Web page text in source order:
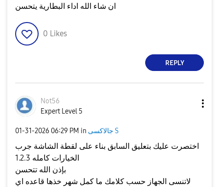
ان شاء الله اداء البطارية يتحسن
0 Likes
REPLY
Not56
Expert Level 5
‎01-31-2026 06:29 PM in جالاكسى S
اختصرت عليك بتعليق السابق بناء على لقطة الشاشة جرب
الخيارات كامله 1.2.3
بإذن الله تتحسن
لاتنسى الجهاز حسب كلامك ما كمل شهر خذها قاعده اي